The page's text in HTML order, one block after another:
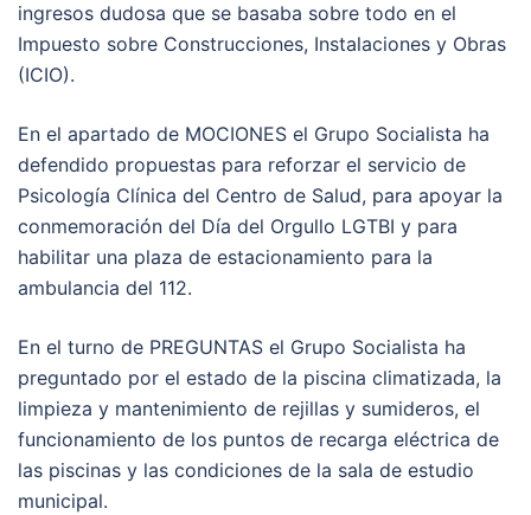
ingresos dudosa que se basaba sobre todo en el
Impuesto sobre Construcciones, Instalaciones y Obras
(ICIO).
En el apartado de MOCIONES el Grupo Socialista ha
defendido propuestas para reforzar el servicio de
Psicología Clínica del Centro de Salud, para apoyar la
conmemoración del Día del Orgullo LGTBI y para
habilitar una plaza de estacionamiento para la
ambulancia del 112.
En el turno de PREGUNTAS el Grupo Socialista ha
preguntado por el estado de la piscina climatizada, la
limpieza y mantenimiento de rejillas y sumideros, el
funcionamiento de los puntos de recarga eléctrica de
las piscinas y las condiciones de la sala de estudio
municipal.